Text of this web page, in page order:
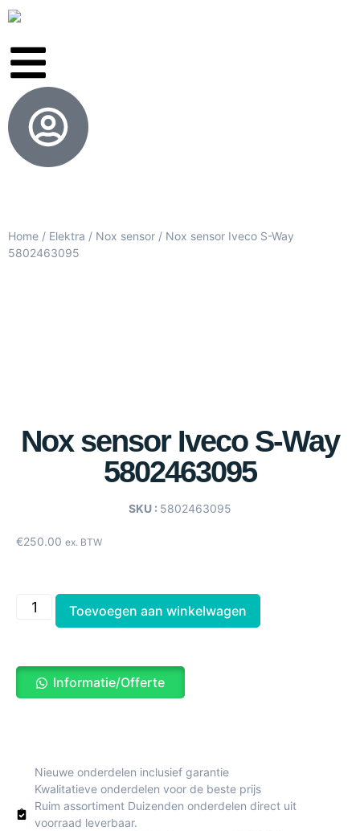
Home / Elektra / Nox sensor / Nox sensor Iveco S-Way
5802463095
Nox sensor Iveco S-Way
5802463095
SKU : 5802463095
€250.00 ex. BTW
Toevoegen aan winkelwagen
Informatie/Offerte
Nieuwe onderdelen inclusief garantie
Kwalitatieve onderdelen voor de beste prijs
Ruim assortiment Duizenden onderdelen direct uit
voorraad leverbaar.